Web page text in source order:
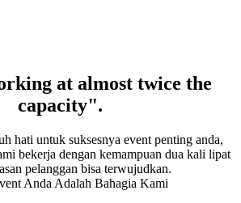
at almost twice the
capacity".
hati untuk suksesnya event penting anda,
bekerja dengan kemampuan dua kali lipat
pelanggan bisa terwujudkan.
Anda Adalah Bahagia Kami